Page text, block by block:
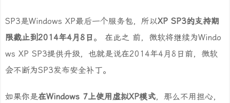
SP3是Windows XP最后一个服务包，所以XP SP3的支持期
限截止到2014年4月8日。 在此之 前，微软将继续为Windo
ws XP SP3提供升级，也就是说在2014年4月8日前，微软
会不断为SP3发布安全补丁。
如果你是在Windows 7上使用虚拟XP模式，那么不用担心，